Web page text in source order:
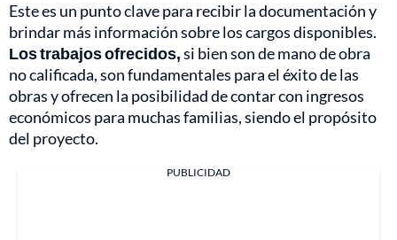
Este es un punto clave para recibir la documentación y
brindar más información sobre los cargos disponibles.
Los trabajos ofrecidos,si bien son de mano de obra
no calificada, son fundamentales para el éxito de las
obras y ofrecen la posibilidad de contar con ingresos
económicos para muchas familias, siendo el propósito
del proyecto.
PUBLICIDAD